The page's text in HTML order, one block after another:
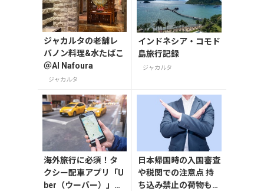
ジャカルタの老舗レ
バノン料理&水たばこ
＠Al Nafoura
ジャカルタ
インドネシア・コモド
島旅行記録
ジャカルタ
海外旅行に必須！タ
クシー配車アプリ「U
ber（ウーバー）」の
日本帰国時の入国審査
や税関での注意点 持
ち込み禁止の荷物も解